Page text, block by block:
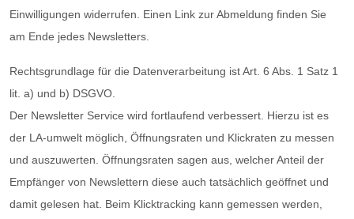
Einwilligungen widerrufen. Einen Link zur Abmeldung finden Sie
am Ende jedes Newsletters.
Rechtsgrundlage für die Datenverarbeitung ist Art. 6 Abs. 1 Satz 1
lit. a) und b) DSGVO.
Der Newsletter Service wird fortlaufend verbessert. Hierzu ist es
der LA-umwelt möglich, Öffnungsraten und Klickraten zu messen
und auszuwerten. Öffnungsraten sagen aus, welcher Anteil der
Empfänger von Newslettern diese auch tatsächlich geöffnet und
damit gelesen hat. Beim Klicktracking kann gemessen werden,